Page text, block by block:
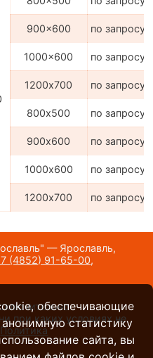
900x600 по запросу
1000x600 по запросу
1200х700 по запросу
800х500 по запросу
900х600 по запросу
1000х600 по запросу
1200х700 по запросу
— Ярославль,
(4852) 91-65-00,
при каких условиях не
Политика
обеспечивающие
статистику
сайта, вы